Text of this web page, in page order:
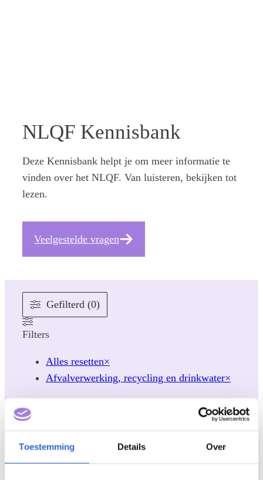
Toestemming Details Over
NLQF Kennisbank
Deze Kennisbank helpt je om meer informatie te
vinden over het NLQF. Van luisteren, bekijken tot
lezen.
Veelgestelde vragen
Gefilterd (0)
Filters
Alles resetten×
Afvalverwerking, recycling en drinkwater×
Wetgeving & beleid(0)
Processen & procedure
Praktijk & ervaringen(0)